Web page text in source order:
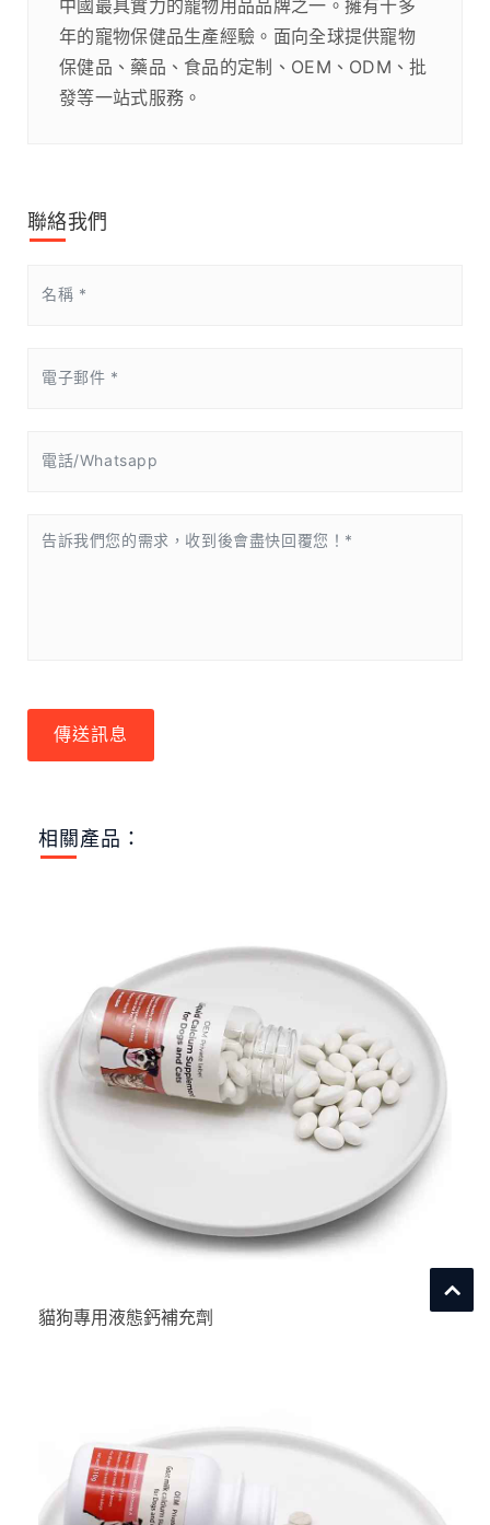
中國最具實力的寵物用品品牌之一。擁有十多
年的寵物保健品生產經驗。面向全球提供寵物
保健品、藥品、食品的定制、OEM、ODM、批
發等一站式服務。
聯絡我們
傳送訊息
相關產品：
貓狗專用液態鈣補充劑